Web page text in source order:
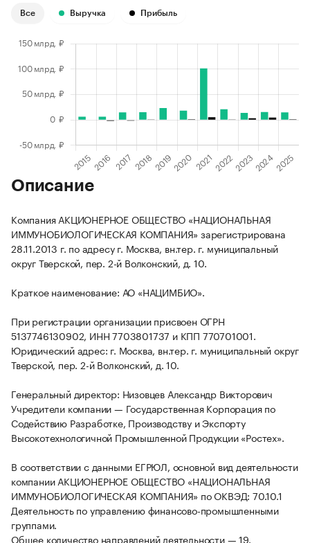
Все Выручка Прибыль
Описание
Компания АКЦИОНЕРНОЕ ОБЩЕСТВО «НАЦИОНАЛЬНАЯ
ИММУНОБИОЛОГИЧЕСКАЯ КОМПАНИЯ» зарегистрирована
28.11.2013 г. по адресу г. Москва, вн.тер. г. муниципальный
округ Тверской, пер. 2-й Волконский, д. 10.
Краткое наименование: АО «НАЦИМБИО».
При регистрации организации присвоен ОГРН
5137746130902, ИНН 7703801737 и КПП 770701001.
Юридический адрес: г. Москва, вн.тер. г. муниципальный округ
Тверской, пер. 2-й Волконский, д. 10.
Генеральный директор: Низовцев Александр Викторович
Учредители компании — Государственная Корпорация по
Содействию Разработке, Производству и Экспорту
Высокотехнологичной Промышленной Продукции «Ростех».
В соответствии с данными ЕГРЮЛ, основной вид деятельности
компании АКЦИОНЕРНОЕ ОБЩЕСТВО «НАЦИОНАЛЬНАЯ
ИММУНОБИОЛОГИЧЕСКАЯ КОМПАНИЯ» по ОКВЭД: 70.10.1
Деятельность по управлению финансово-промышленными
группами.
Общее количество направлений деятельности — 19.